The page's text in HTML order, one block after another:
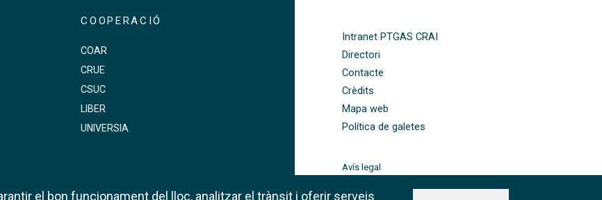
COOPERACIÓ
COAR
CRUE
CSUC
LIBER
UNIVERSIA
Intranet PTGAS CRAI
Directori
Contacte
Crèdits
Mapa web
Política de galetes
Avís legal
Barcelona
el bon funcionament del lloc, analitzar el trànsit i oferir serveis